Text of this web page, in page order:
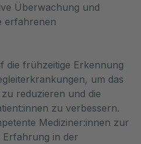
Überwachung und
erfahrenen
die frühzeitige Erkennung
um das
reduzieren und die
zu verbessern.
Mediziner:innen zur
Erfahrung in der